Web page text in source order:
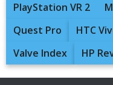
PlayStation VR 2
Quest Pro
HTC
Valve Index
HP